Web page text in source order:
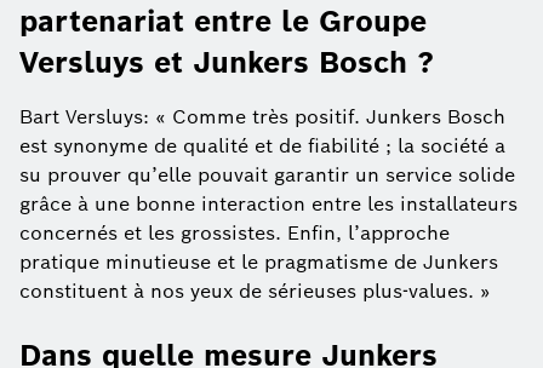
partenariat entre le Groupe
Versluys et Junkers Bosch ?
Bart Versluys: « Comme très positif. Junkers Bosch
est synonyme de qualité et de fiabilité ; la société a
su prouver qu’elle pouvait garantir un service solide
grâce à une bonne interaction entre les installateurs
concernés et les grossistes. Enfin, l’approche
pratique minutieuse et le pragmatisme de Junkers
constituent à nos yeux de sérieuses plus-values. »
Dans quelle mesure Junkers